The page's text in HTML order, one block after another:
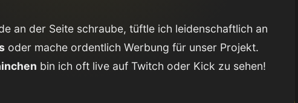
an der Seite schraube, tüftle ich leidenschaftlich an
oder mache ordentlich Werbung für unser Projekt.
bin ich oft live auf Twitch oder Kick zu sehen!